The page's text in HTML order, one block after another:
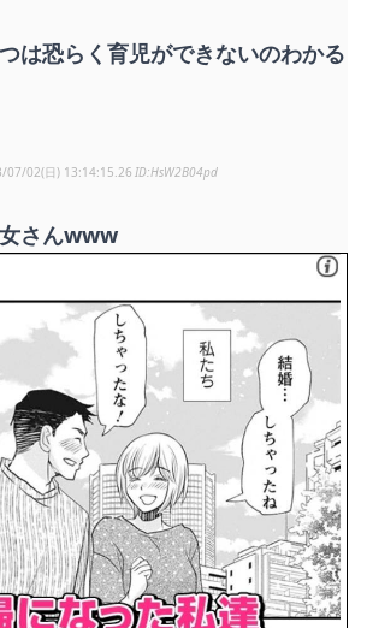
は恐らく育児ができないのわかる
07/02(日) 13:14:15.26 HsW2B04pd
さんwww